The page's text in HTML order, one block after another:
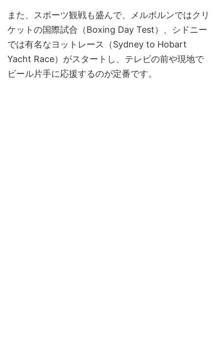
また、スポーツ観戦も盛んで、メルボルンではクリ
ケットの国際試合（Boxing Day Test）、シドニー
では有名なヨットレース（Sydney to Hobart
Yacht Race）がスタートし、テレビの前や現地で
ビール片手に応援するのが定番です。